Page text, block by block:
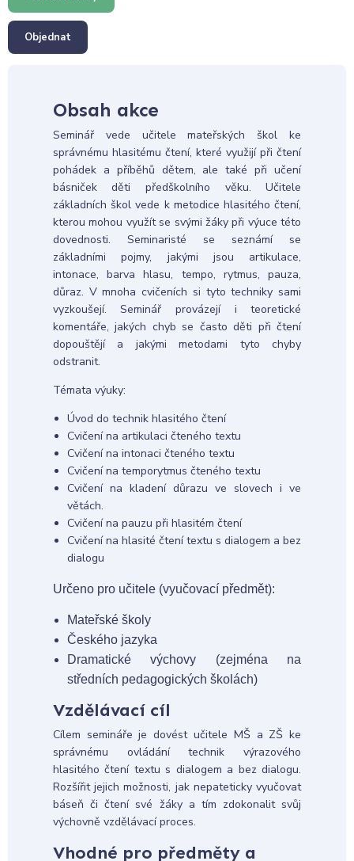
Objednat
Obsah akce
Seminář vede učitele mateřských škol ke
správnému hlasitému čtení, které využijí při čtení
pohádek a příběhů dětem, ale také při učení
básniček děti předškolního věku. Učitele
základních škol vede k metodice hlasitého čtení,
kterou mohou využít se svými žáky při výuce této
dovednosti. Seminaristé se seznámí se
základními pojmy, jakými jsou artikulace,
intonace, barva hlasu, tempo, rytmus, pauza,
důraz. V mnoha cvičeních si tyto techniky sami
vyzkoušejí. Seminář provázejí i teoretické
komentáře, jakých chyb se často děti při čtení
dopouštějí a jakými metodami tyto chyby
odstranit.
Témata výuky:
Úvod do technik hlasitého čtení
Cvičení na artikulaci čteného textu
Cvičení na intonaci čteného textu
Cvičení na temporytmus čteného textu
Cvičení na kladení důrazu ve slovech i ve
větách.
Cvičení na pauzu při hlasitém čtení
Cvičení na hlasité čtení textu s dialogem a bez
dialogu
Určeno pro učitele (vyučovací předmět):
Mateřské školy
Českého jazyka
Dramatické výchovy (zejména na
středních pedagogických školách)
Vzdělávací cíl
Cílem semináře je dovést učitele MŠ a ZŠ ke
správnému ovládání technik výrazového
hlasitého čtení textu s dialogem a bez dialogu.
Rozšířit jejich možnosti, jak nepateticky vyučovat
báseň či čtení své žáky a tím zdokonalit svůj
výchovně vzdělávací proces.
Vhodné pro předměty a